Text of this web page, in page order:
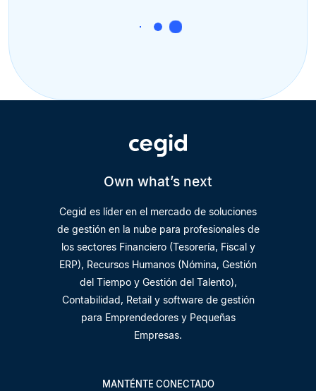
Own what’s next
Cegid es líder en el mercado de soluciones
de gestión en la nube para profesionales de
los sectores Financiero (Tesorería, Fiscal y
ERP), Recursos Humanos (Nómina, Gestión
del Tiempo y Gestión del Talento),
Contabilidad, Retail y software de gestión
para Emprendedores y Pequeñas
Empresas.
MANTÉNTE CONECTADO